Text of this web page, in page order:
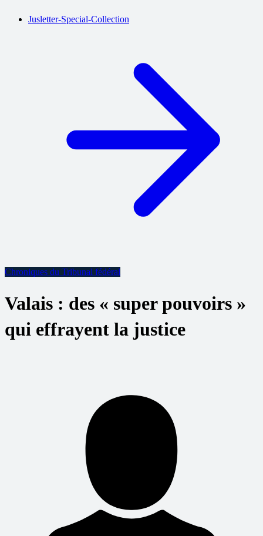
Jusletter-Special-Collection
Chroniques du Tribunal fédéral
Valais : des « super pouvoirs »
qui effrayent la justice